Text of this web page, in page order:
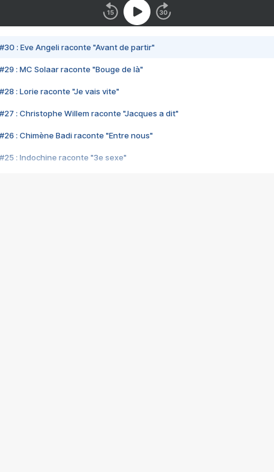
#30 : Eve Angeli raconte "Avant de partir"
#29 : MC Solaar raconte "Bouge de là"
#28 : Lorie raconte "Je vais vite"
#27 : Christophe Willem raconte "Jacques a dit"
#26 : Chimène Badi raconte "Entre nous"
#25 : Indochine raconte "3e sexe"